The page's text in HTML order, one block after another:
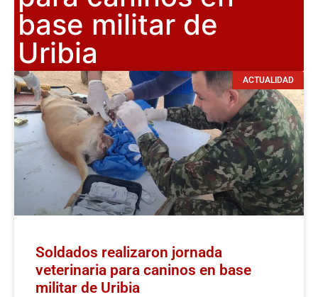
base militar de
Uribia
ACTUALIDAD
Soldados realizaron jornada
veterinaria para caninos en base
militar de Uribia